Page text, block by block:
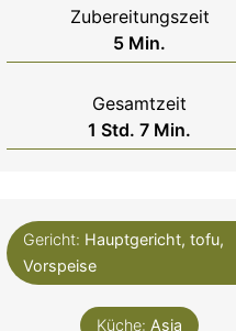
Zubereitungszeit
5Minuten
Min.
Gesamtzeit
1 Stunde
Std. 7Minuten
Min.
Gericht: Hauptgericht, tofu,
Vorspeise
Küche: Asia